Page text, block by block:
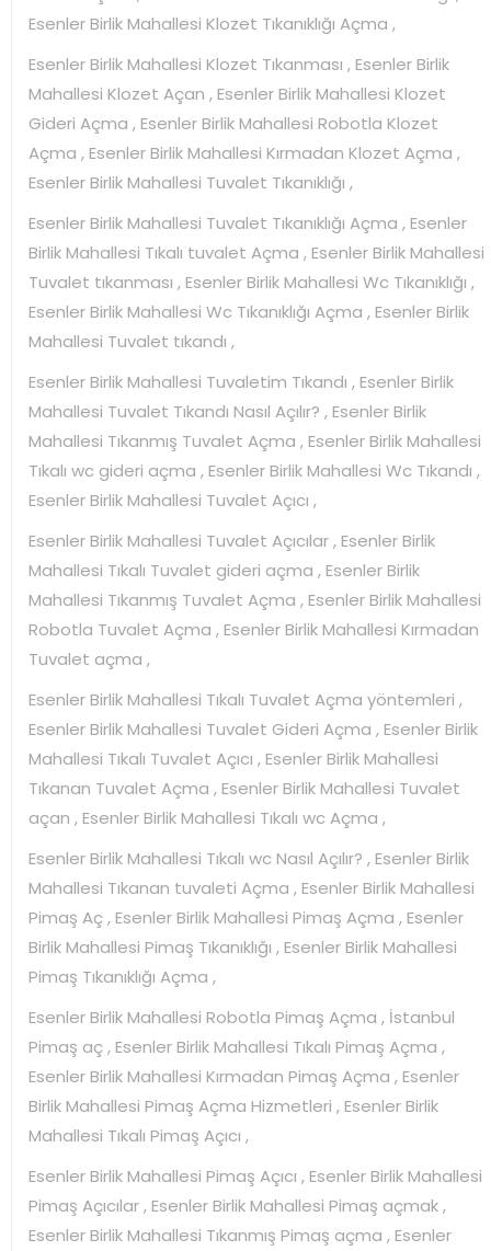
Esenler Birlik Mahallesi Klozet Tıkanıklığı Açma ,
Esenler Birlik Mahallesi Klozet Tıkanması , Esenler Birlik
Mahallesi Klozet Açan , Esenler Birlik Mahallesi Klozet
Gideri Açma , Esenler Birlik Mahallesi Robotla Klozet
Açma , Esenler Birlik Mahallesi Kırmadan Klozet Açma ,
Esenler Birlik Mahallesi Tuvalet Tıkanıklığı ,
Esenler Birlik Mahallesi Tuvalet Tıkanıklığı Açma , Esenler
Birlik Mahallesi Tıkalı tuvalet Açma , Esenler Birlik Mahallesi
Tuvalet tıkanması , Esenler Birlik Mahallesi Wc Tıkanıklığı ,
Esenler Birlik Mahallesi Wc Tıkanıklığı Açma , Esenler Birlik
Mahallesi Tuvalet tıkandı ,
Esenler Birlik Mahallesi Tuvaletim Tıkandı , Esenler Birlik
Mahallesi Tuvalet Tıkandı Nasıl Açılır? , Esenler Birlik
Mahallesi Tıkanmış Tuvalet Açma , Esenler Birlik Mahallesi
Tıkalı wc gideri açma , Esenler Birlik Mahallesi Wc Tıkandı ,
Esenler Birlik Mahallesi Tuvalet Açıcı ,
Esenler Birlik Mahallesi Tuvalet Açıcılar , Esenler Birlik
Mahallesi Tıkalı Tuvalet gideri açma , Esenler Birlik
Mahallesi Tıkanmış Tuvalet Açma , Esenler Birlik Mahallesi
Robotla Tuvalet Açma , Esenler Birlik Mahallesi Kırmadan
Tuvalet açma ,
Esenler Birlik Mahallesi Tıkalı Tuvalet Açma yöntemleri ,
Esenler Birlik Mahallesi Tuvalet Gideri Açma , Esenler Birlik
Mahallesi Tıkalı Tuvalet Açıcı , Esenler Birlik Mahallesi
Tıkanan Tuvalet Açma , Esenler Birlik Mahallesi Tuvalet
açan , Esenler Birlik Mahallesi Tıkalı wc Açma ,
Esenler Birlik Mahallesi Tıkalı wc Nasıl Açılır? , Esenler Birlik
Mahallesi Tıkanan tuvaleti Açma , Esenler Birlik Mahallesi
Pimaş Aç , Esenler Birlik Mahallesi Pimaş Açma , Esenler
Birlik Mahallesi Pimaş Tıkanıklığı , Esenler Birlik Mahallesi
Pimaş Tıkanıklığı Açma ,
Esenler Birlik Mahallesi Robotla Pimaş Açma , İstanbul
Pimaş aç , Esenler Birlik Mahallesi Tıkalı Pimaş Açma ,
Esenler Birlik Mahallesi Kırmadan Pimaş Açma , Esenler
Birlik Mahallesi Pimaş Açma Hizmetleri , Esenler Birlik
Mahallesi Tıkalı Pimaş Açıcı ,
Esenler Birlik Mahallesi Pimaş Açıcı , Esenler Birlik Mahallesi
Pimaş Açıcılar , Esenler Birlik Mahallesi Pimaş açmak ,
Esenler Birlik Mahallesi Tıkanmış Pimaş açma , Esenler